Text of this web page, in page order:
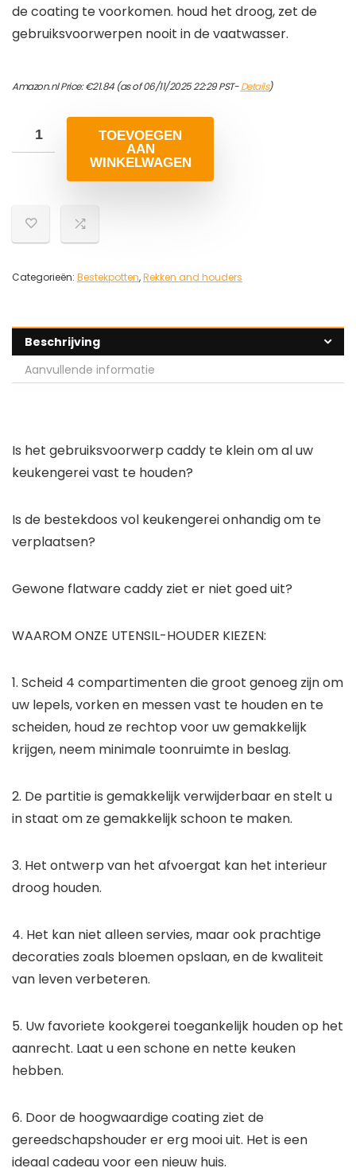
de coating te voorkomen. houd het droog, zet de
gebruiksvoorwerpen nooit in de vaatwasser.
Amazon.nl Price:€21.84(as of 06/11/2025 22:29 PST-Details)
TOEVOEGEN
AAN
WINKELWAGEN
Categorieën: Bestekpotten,Rekken and houders
Beschrijving
Aanvullende informatie
Is het gebruiksvoorwerp caddy te klein om al uw
keukengerei vast te houden?
Is de bestekdoos vol keukengerei onhandig om te
verplaatsen?
Gewone flatware caddy ziet er niet goed uit?
WAAROM ONZE UTENSIL-HOUDER KIEZEN:
1. Scheid 4 compartimenten die groot genoeg zijn om
uw lepels, vorken en messen vast te houden en te
scheiden, houd ze rechtop voor uw gemakkelijk
krijgen, neem minimale toonruimte in beslag.
2. De partitie is gemakkelijk verwijderbaar en stelt u
in staat om ze gemakkelijk schoon te maken.
3. Het ontwerp van het afvoergat kan het interieur
droog houden.
4. Het kan niet alleen servies, maar ook prachtige
decoraties zoals bloemen opslaan, en de kwaliteit
van leven verbeteren.
5. Uw favoriete kookgerei toegankelijk houden op het
aanrecht. Laat u een schone en nette keuken
hebben.
6. Door de hoogwaardige coating ziet de
gereedschapshouder er erg mooi uit. Het is een
ideaal cadeau voor een nieuw huis.